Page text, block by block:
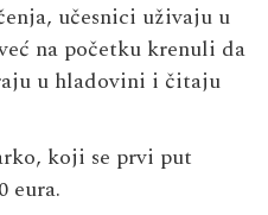
učesnici uživaju u
na početku krenuli da
u hladovini i čitaju
koji se prvi put
eura.